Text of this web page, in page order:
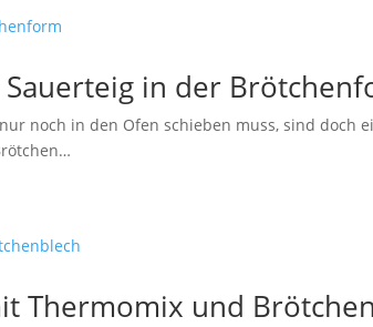
in der
noch in den Ofen schieben muss, sind doch
Thermomix und